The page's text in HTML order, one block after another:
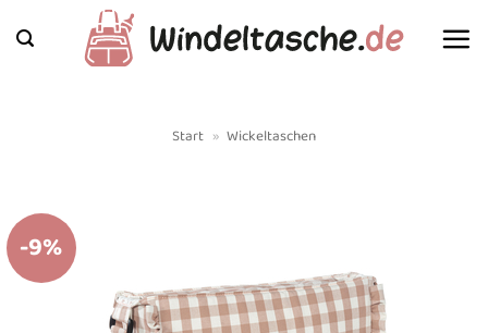
Inhalt
Start » Wickeltaschen
-9%